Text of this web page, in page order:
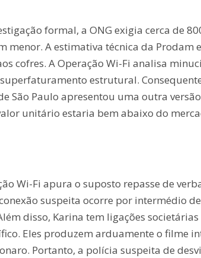
formal, a ONG exigia cerca de
A estimativa técnica da Prodam
cofres. A Operação Wi-Fi analisa
estrutural.
São Paulo apresentou uma outra
unitário estaria bem abaixo do
Wi-Fi apura o suposto repasse de
suspeita ocorre por intermédio
disso, Karina tem ligações
Eles produzem arduamente o filme
Portanto, a polícia suspeita de